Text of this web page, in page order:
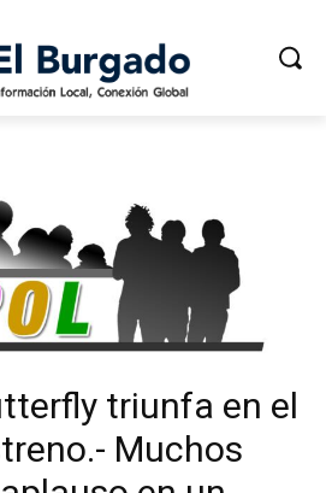
triunfa en el
Muchos